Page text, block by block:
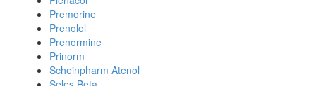
Premorine
Prenolol
Prenormine
Prinorm
Scheinpharm Atenol